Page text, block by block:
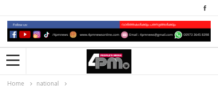
Home
national